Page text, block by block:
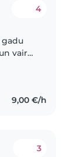
4
gadu
vairak
to
9,00 €/h
3